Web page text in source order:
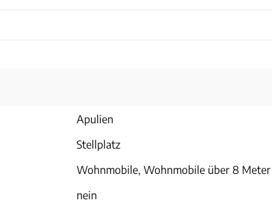
Apulien
Stellplatz
Wohnmobile, Wohnmobile über 8 Meter
nein